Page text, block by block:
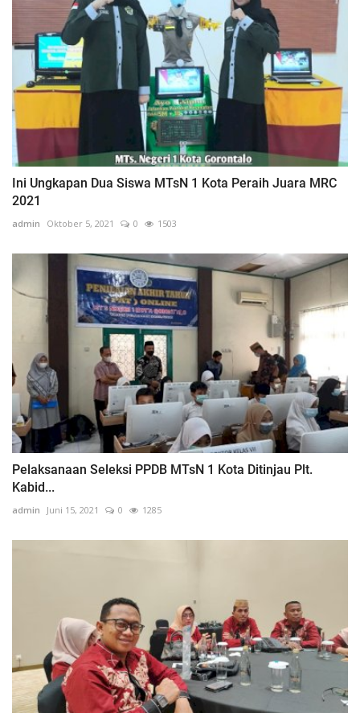
Ini Ungkapan Dua Siswa MTsN 1 Kota Peraih Juara MRC
2021
admin Oktober 5, 2021 0 1503
Pelaksanaan Seleksi PPDB MTsN 1 Kota Ditinjau Plt.
Kabid...
admin Juni 15, 2021 0 1285